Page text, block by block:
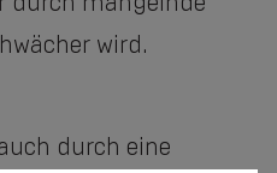
wird.
durch eine